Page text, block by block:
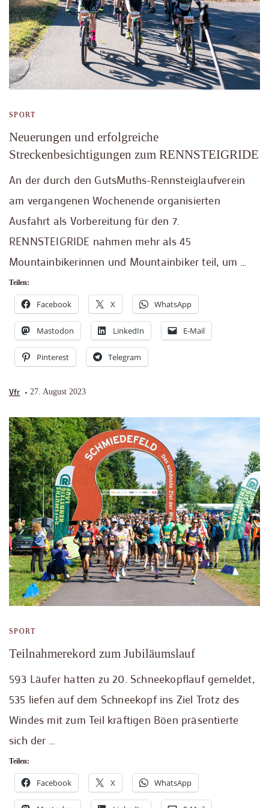
SPORT
Neuerungen und erfolgreiche
Streckenbesichtigungen zum RENNSTEIGRIDE
An der durch den GutsMuths-Rennsteiglaufverein
am vergangenen Wochenende organisierten
Ausfahrt als Vorbereitung für den 7.
RENNSTEIGRIDE nahmen mehr als 45
Mountainbikerinnen und Mountainbiker teil, um …
Teilen:
Facebook X WhatsApp
Mastodon LinkedIn E-Mail
Pinterest Telegram
Vfr 27. August 2023
SPORT
Teilnahmerekord zum Jubiläumslauf
593 Läufer hatten zu 20. Schneekopflauf gemeldet,
535 liefen auf dem Schneekopf ins Ziel Trotz des
Windes mit zum Teil kräftigen Böen präsentierte
sich der …
Teilen:
Facebook X WhatsApp